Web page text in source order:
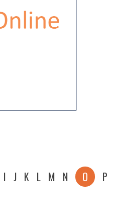
I J K L M N O P